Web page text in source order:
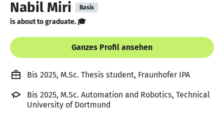
Nabil Miri Basis
is about to graduate. 🎓
Ganzes Profil ansehen
Bis 2025, M.Sc. Thesis student, Fraunhofer IPA
Bis 2025, M.Sc. Automation and Robotics, Technical
University of Dortmund